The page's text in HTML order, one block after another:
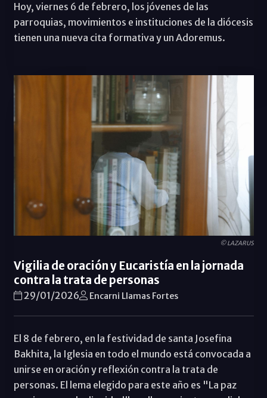
Hoy, viernes 6 de febrero, los jóvenes de las
parroquias, movimientos e instituciones de la diócesis
tienen una nueva cita formativa y un Adoremus.
© LAZARUS
Vigilia de oración y Eucaristía en la jornada
contra la trata de personas
29/01/2026 Encarni Llamas Fortes
El 8 de febrero, en la festividad de santa Josefina
Bakhita, la Iglesia en todo el mundo está convocada a
unirse en oración y reflexión contra la trata de
personas. El lema elegido para este año es "La paz